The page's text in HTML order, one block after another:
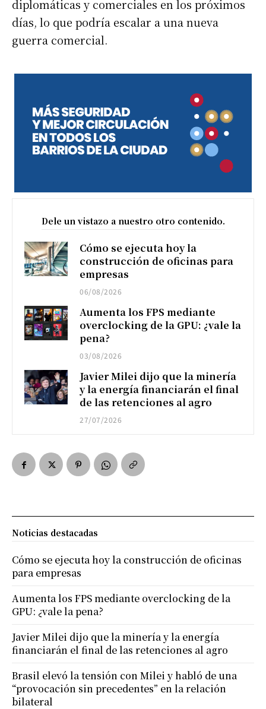
diplomáticas y comerciales en los próximos
días, lo que podría escalar a una nueva
guerra comercial.
Dele un vistazo a nuestro otro contenido.
Cómo se ejecuta hoy la
construcción de oficinas para
empresas
06/08/2026
Aumenta los FPS mediante
overclocking de la GPU: ¿vale la
pena?
03/08/2026
Javier Milei dijo que la minería
y la energía financiarán el final
de las retenciones al agro
27/07/2026
Noticias destacadas
Cómo se ejecuta hoy la construcción de oficinas
para empresas
Aumenta los FPS mediante overclocking de la
GPU: ¿vale la pena?
Javier Milei dijo que la minería y la energía
financiarán el final de las retenciones al agro
Brasil elevó la tensión con Milei y habló de una
“provocación sin precedentes” en la relación
bilateral